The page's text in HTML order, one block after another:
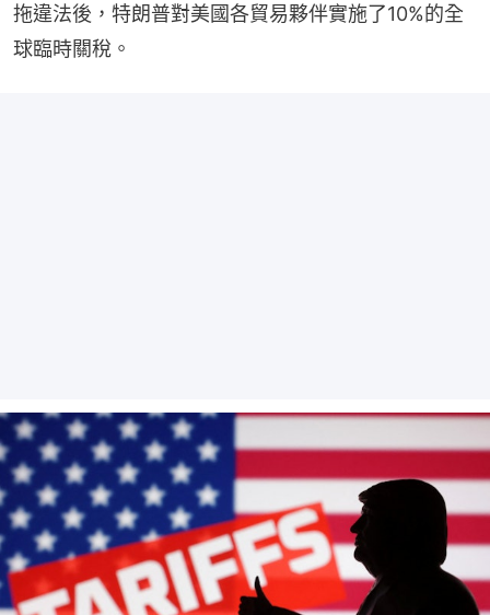
拖違法後，特朗普對美國各貿易夥伴實施了10%的全
球臨時關稅。